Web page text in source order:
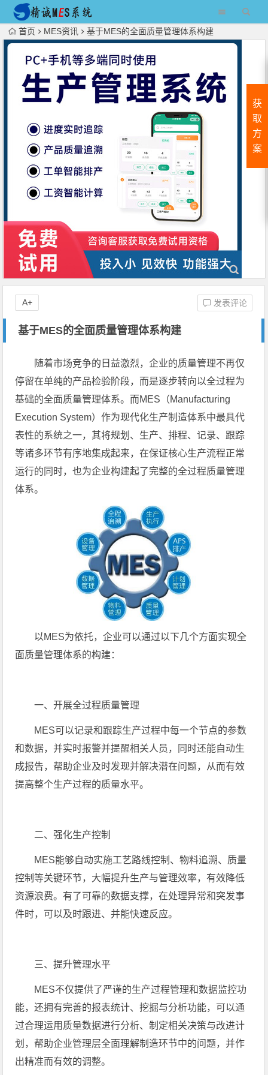
首页 MES资讯 基于MES的全面质量管理体系构建
基于MES的全面质量管理体系构建
发表评论
A+
随着市场竞争的日益激烈，企业的质量管理不再仅
停留在单纯的产品检验阶段，而是逐步转向以全过程为
基础的全面质量管理体系。而MES（Manufacturing
Execution System）作为现代化生产制造体系中最具代
表性的系统之一，其将规划、生产、排程、记录、跟踪
等诸多环节有序地集成起来，在保证核心生产流程正常
运行的同时，也为企业构建起了完整的全过程质量管理
体系。
以MES为依托，企业可以通过以下几个方面实现全
面质量管理体系的构建：
一、开展全过程质量管理
MES可以记录和跟踪生产过程中每一个节点的参数
和数据，并实时报警并提醒相关人员，同时还能自动生
成报告，帮助企业及时发现并解决潜在问题，从而有效
提高整个生产过程的质量水平。
二、强化生产控制
MES能够自动实施工艺路线控制、物料追溯、质量
控制等关键环节，大幅提升生产与管理效率，有效降低
资源浪费。有了可靠的数据支撑，在处理异常和突发事
件时，可以及时跟进、并能快速反应。
三、提升管理水平
MES不仅提供了严谨的生产过程管理和数据监控功
能，还拥有完善的报表统计、挖掘与分析功能，可以通
过合理运用质量数据进行分析、制定相关决策与改进计
划，帮助企业管理层全面理解制造环节中的问题，并作
出精准而有效的调整。
获
取
方
案